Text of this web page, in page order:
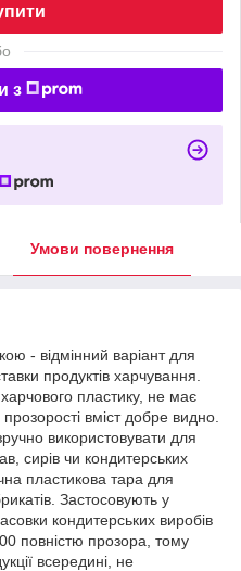
з
Умови повернення
- відмінний варіант для
продуктів харчування.
пластику, не має
вміст добре видно.
використовувати для
сирів чи кондитерських
пластикова тара для
Застосовують у
кондитерських виробів
повністю прозора, тому
всередині, не